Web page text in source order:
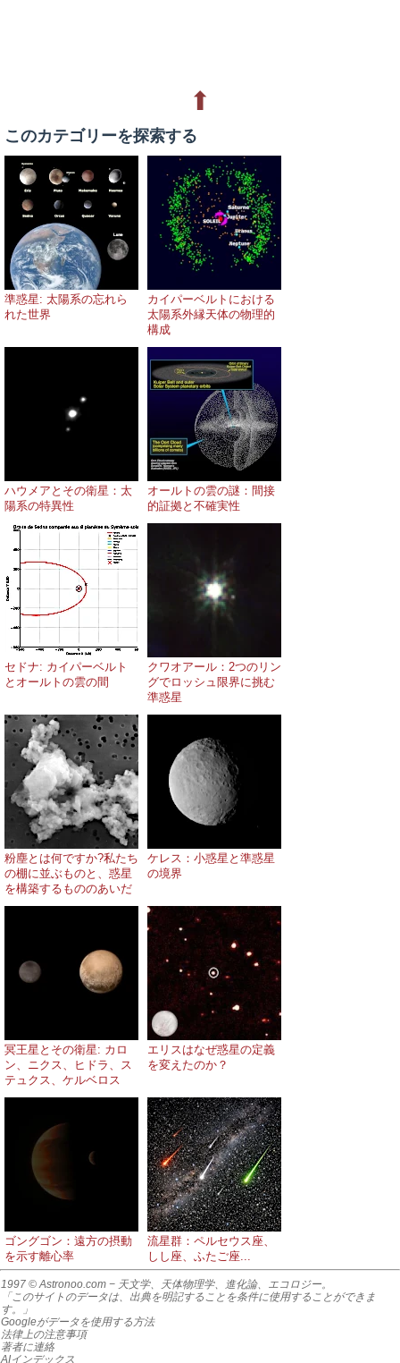
⬆
このカテゴリーを探索する
準惑星: 太陽系の忘れら
れた世界
カイパーベルトにおける
太陽系外縁天体の物理的
構成
ハウメアとその衛星：太
陽系の特異性
オールトの雲の謎：間接
的証拠と不確実性
セドナ: カイパーベルト
とオールトの雲の間
クワオアール：2つのリン
グでロッシュ限界に挑む
準惑星
粉塵とは何ですか?私たち
の棚に並ぶものと、惑星
を構築するもののあいだ
ケレス：小惑星と準惑星
の境界
冥王星とその衛星: カロ
ン、ニクス、ヒドラ、ス
テュクス、ケルベロス
エリスはなぜ惑星の定義
を変えたのか？
ゴングゴン：遠方の摂動
を示す離心率
流星群：ペルセウス座、
しし座、ふたご座...
1997 © Astronoo.com − 天文学、天体物理学、進化論、エコロジー。
「このサイトのデータは、出典を明記することを条件に使用することができま
す。」
Googleがデータを使用する方法
法律上の注意事項
著者に連絡
AIインデックス